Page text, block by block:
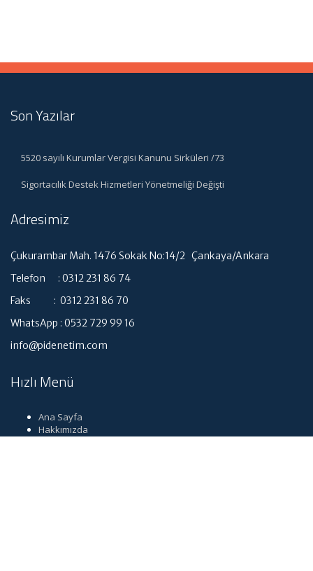
Son Yazılar
5520 sayılı Kurumlar Vergisi Kanunu Sirküleri /73
Sigortacılık Destek Hizmetleri Yönetmeliği Değişti
Adresimiz
Çukurambar Mah. 1476 Sokak No:14/2 Çankaya/Ankara
Telefon : 0312 231 86 74
Faks : 0312 231 86 70
WhatsApp : 0532 729 99 16
info@pidenetim.com
Hızlı Menü
Ana Sayfa
Hakkımızda